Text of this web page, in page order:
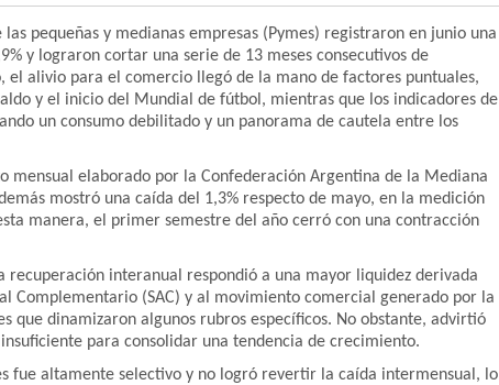
las pequeñas y medianas empresas (Pymes) registraron en junio una
y lograron cortar una serie de 13 meses consecutivos de
el alivio para el comercio llegó de la mano de factores puntuales,
y el inicio del Mundial de fútbol, mientras que los indicadores de
un consumo debilitado y un panorama de cautela entre los
mensual elaborado por la Confederación Argentina de la Mediana
mostró una caída del 1,3% respecto de mayo, en la medición
manera, el primer semestre del año cerró con una contracción
recuperación interanual respondió a una mayor liquidez derivada
Complementario (SAC) y al movimiento comercial generado por la
que dinamizaron algunos rubros específicos. No obstante, advirtió
para consolidar una tendencia de crecimiento.
fue altamente selectivo y no logró revertir la caída intermensual, lo